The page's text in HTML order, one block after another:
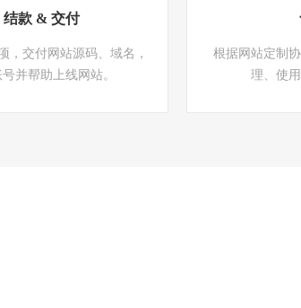
结款 & 交付
，交付网站源码、域名，
并帮助上线网站。
根据网站定制
理、使